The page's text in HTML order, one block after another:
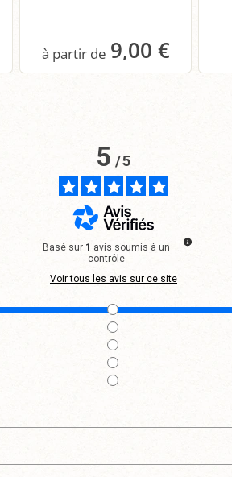
9,00 €
5/5
Basé sur 1 avis soumis à un
contrôle
Voir tous les avis sur ce site